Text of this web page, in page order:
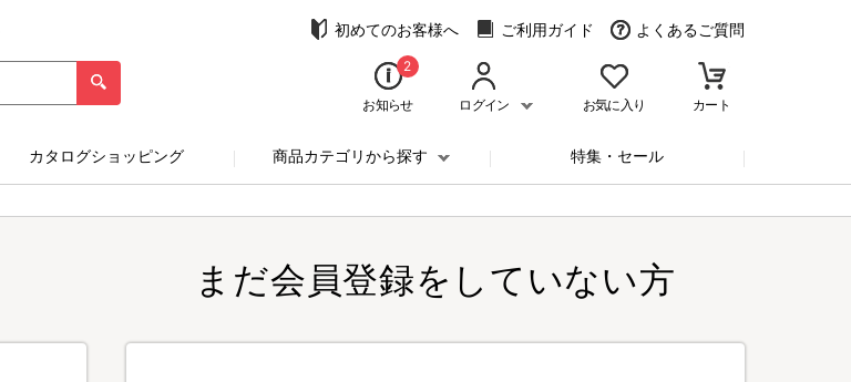
初めてのお客様へ ご利用ガイド よくあるご質問
2
お知らせ ログイン お気に入り カート
カタログショッピング 商品カテゴリから探す 特集・セール
まだ会員登録をしていない方